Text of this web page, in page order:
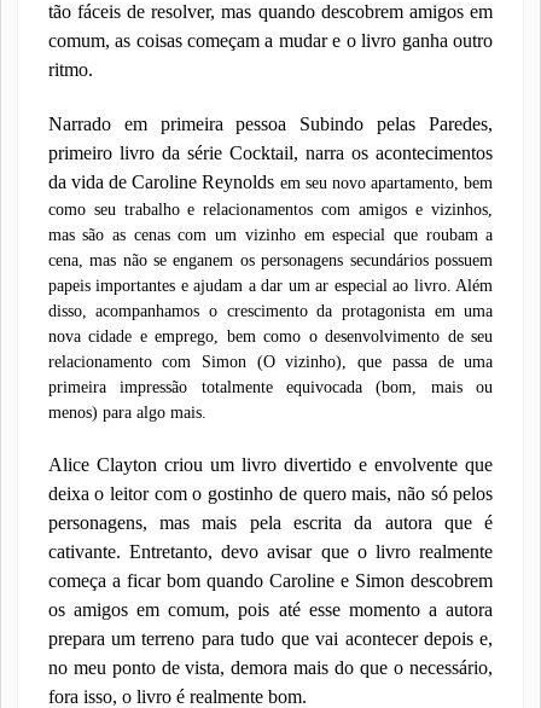
tão fáceis de resolver, mas quando descobrem amigos em
comum, as coisas começam a mudar e o livro ganha outro
ritmo.
Narrado em primeira pessoa Subindo pelas Paredes,
primeiro livro da série Cocktail, narra os acontecimentos
da vida de Caroline Reynolds em seu novo apartamento, bem
como seu trabalho e relacionamentos com amigos e vizinhos,
mas são as cenas com um vizinho em especial que roubam a
cena, mas não se enganem os personagens secundários possuem
papeis importantes e ajudam a dar um ar especial ao livro. Além
disso, acompanhamos o crescimento da protagonista em uma
nova cidade e emprego, bem como o desenvolvimento de seu
relacionamento com Simon (O vizinho), que passa de uma
primeira impressão totalmente equivocada (bom, mais ou
menos) para algo mais.
Alice Clayton criou um livro divertido e envolvente que
deixa o leitor com o gostinho de quero mais, não só pelos
personagens, mas mais pela escrita da autora que é
cativante. Entretanto, devo avisar que o livro realmente
começa a ficar bom quando Caroline e Simon descobrem
os amigos em comum, pois até esse momento a autora
prepara um terreno para tudo que vai acontecer depois e,
no meu ponto de vista, demora mais do que o necessário,
fora isso, o livro é realmente bom.